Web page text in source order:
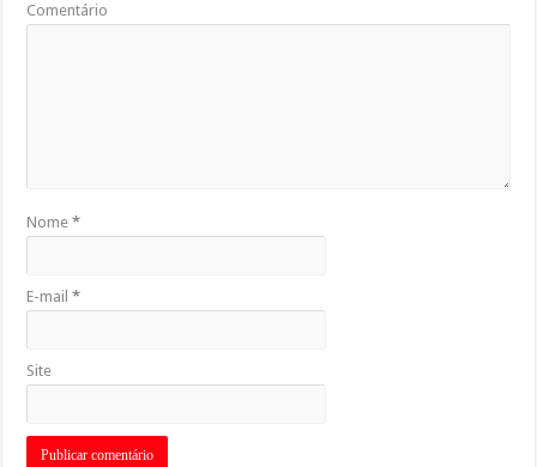
Comentário
Nome*
E-mail*
Site